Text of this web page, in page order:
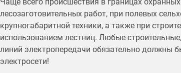
лесозаготовительных работ, при полевых
крупногабаритной техники, а также при
использованием лестниц. Любые
линий электропередачи обязательно должны
электросети!